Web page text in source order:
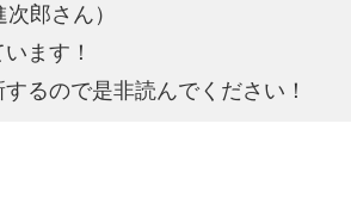
郎さん）
ます！
るので是非読んでください！